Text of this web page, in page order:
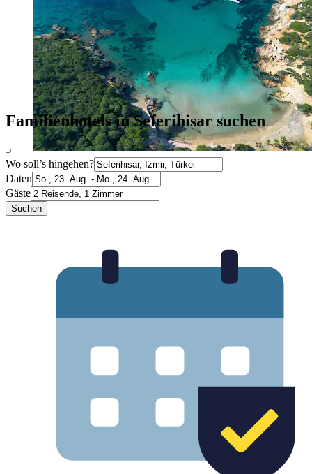
Familienhotels in Seferihisar suchen
Wo soll’s hingehen?
Daten
Gäste
Suchen